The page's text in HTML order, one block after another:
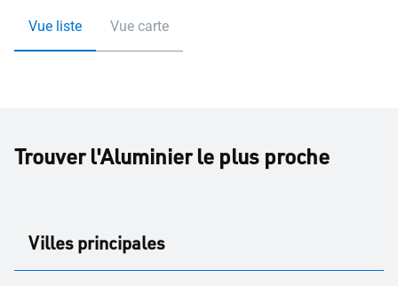
Vue liste Vue carte
Trouver l'Aluminier le plus proche
Villes principales